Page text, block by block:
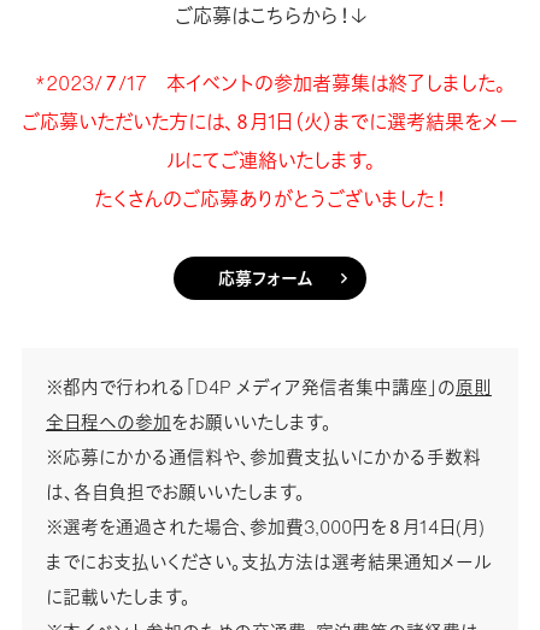
ご応募はこちらから！↓
*2023/７/17 本イベントの参加者募集は終了しました。
ご応募いただいた方には、８月1日（火）までに選考結果をメー
ルにてご連絡いたします。
たくさんのご応募ありがとうございました！
応募フォーム
※都内で行われる「D4P メディア発信者集中講座」の原則
全日程への参加をお願いいたします。
※応募にかかる通信料や、参加費支払いにかかる手数料
は、各自負担でお願いいたします。
※選考を通過された場合、参加費3,000円を８月14日(月)
までにお支払いください。支払方法は選考結果通知メール
に記載いたします。